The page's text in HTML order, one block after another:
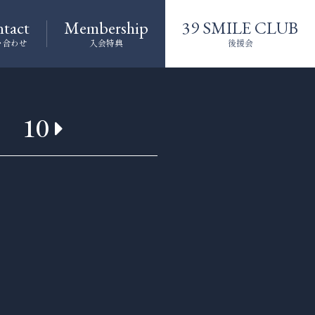
わせ
Membership
入会特典
39 SMILE CLUB
後援会
10